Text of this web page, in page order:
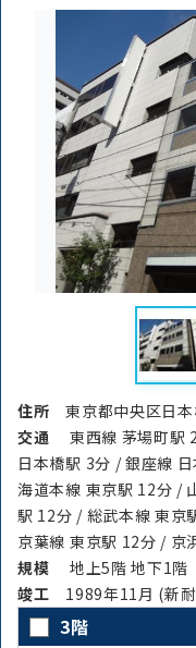
住所東京都中央区
交通
東西線 茅場町駅
日本橋駅 3分 / 銀座線
海道本線 東京駅 12分 /
駅 12分 / 総武本線 東京
京葉線 東京駅 12分 / 京
規模
地上5階 地下1階
竣⼯ 1989年11月 (新
3階